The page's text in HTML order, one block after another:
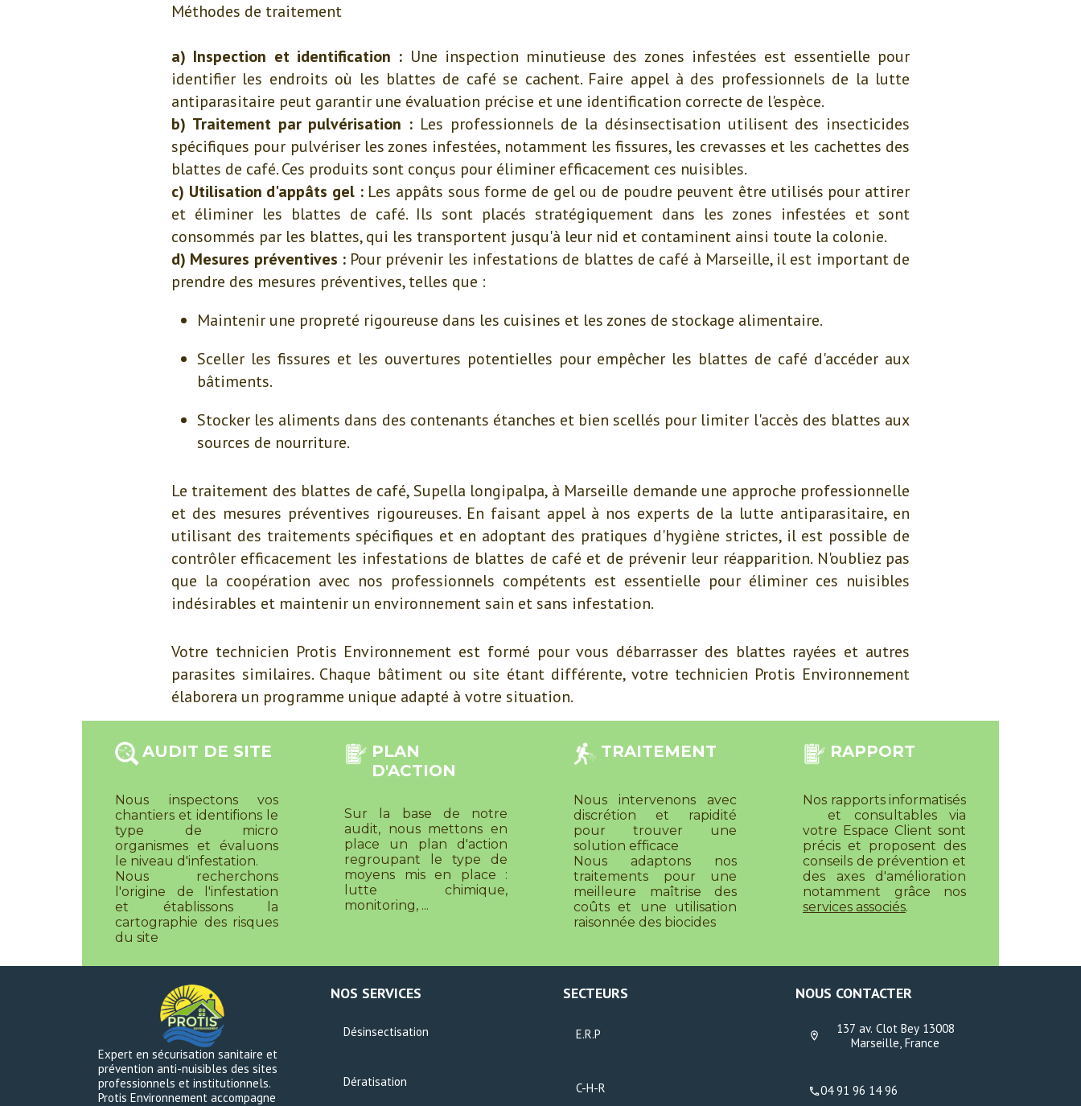
Méthodes de traitement
a) Inspection et identification : Une inspection minutieuse des zones infestées est essentielle pour
identifier les endroits où les blattes de café se cachent. Faire appel à des professionnels de la lutte
antiparasitaire peut garantir une évaluation précise et une identification correcte de l'espèce.
b) Traitement par pulvérisation : Les professionnels de la désinsectisation utilisent des insecticides
spécifiques pour pulvériser les zones infestées, notamment les fissures, les crevasses et les cachettes des
blattes de café. Ces produits sont conçus pour éliminer efficacement ces nuisibles.
c) Utilisation d'appâts gel :Les appâts sous forme de gel ou de poudre peuvent être utilisés pour attirer
et éliminer les blattes de café. Ils sont placés stratégiquement dans les zones infestées et sont
consommés par les blattes, qui les transportent jusqu'à leur nid et contaminent ainsi toute la colonie.
d) Mesures préventives :Pour prévenir les infestations de blattes de café à Marseille, il est important de
prendre des mesures préventives, telles que :
Maintenir une propreté rigoureuse dans les cuisines et les zones de stockage alimentaire.
Sceller les fissures et les ouvertures potentielles pour empêcher les blattes de café d'accéder aux
bâtiments.
Stocker les aliments dans des contenants étanches et bien scellés pour limiter l'accès des blattes aux
sources de nourriture.
Le traitement des blattes de café, Supella longipalpa, à Marseille demande une approche professionnelle
et des mesures préventives rigoureuses. En faisant appel à nos experts de la lutte antiparasitaire, en
utilisant des traitements spécifiques et en adoptant des pratiques d'hygiène strictes, il est possible de
contrôler efficacement les infestations de blattes de café et de prévenir leur réapparition. N'oubliez pas
que la coopération avec nos professionnels compétents est essentielle pour éliminer ces nuisibles
indésirables et maintenir un environnement sain et sans infestation.
Votre technicien Protis Environnement est formé pour vous débarrasser des blattes rayées et autres
parasites similaires. Chaque bâtiment ou site étant différente, votre technicien Protis Environnement
élaborera un programme unique adapté à votre situation.
AUDIT DE SITE
Nous inspectons vos
chantiers et identifions le
type de micro
organismes et évaluons
le niveau d'infestation.
Nous recherchons
l'origine de l'infestation
et établissons la
cartographie des risques
du site
PLAN
D'ACTION
Sur la base de notre
audit, nous mettons en
place un plan d'action
regroupant le type de
moyens mis en place :
lutte chimique,
monitoring, ...
TRAITEMENT
Nous intervenons avec
discrétion et rapidité
pour trouver une
solution efficace
Nous adaptons nos
traitements pour une
meilleure maîtrise des
coûts et une utilisation
raisonnée des biocides
RAPPORT
Nos rapports informatisés
et consultables via
votre Espace Client sont
précis et proposent des
conseils de prévention et
des axes d'amélioration
notamment grâce nos
services associés.
Expert en sécurisation sanitaire et
prévention anti-nuisibles des sites
professionnels et institutionnels.
Protis Environnement accompagne
NOS SERVICES
Désinsectisation
Dératisation
SECTEURS
E.R.P
C-H-R
NOUS CONTACTER
137 av. Clot Bey 13008
Marseille, France
04 91 96 14 96